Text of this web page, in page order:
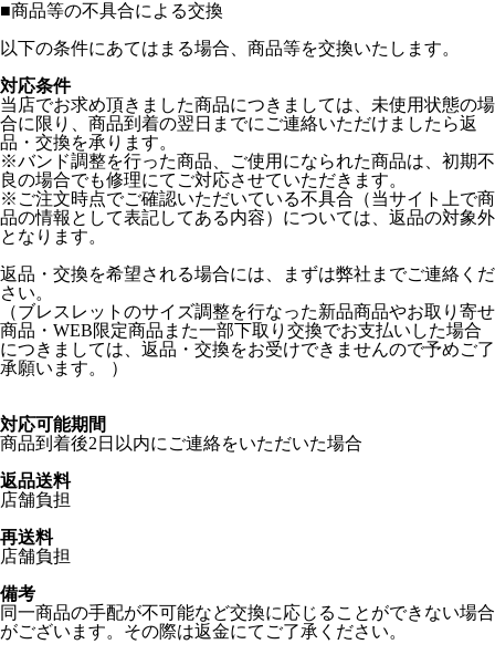
■商品等の不具合による交換
以下の条件にあてはまる場合、商品等を交換いたします。
対応条件
当店でお求め頂きました商品につきましては、未使用状態の場
合に限り、商品到着の翌日までにご連絡いただけましたら返
品・交換を承ります。
※バンド調整を行った商品、ご使用になられた商品は、初期不
良の場合でも修理にてご対応させていただきます。
※ご注文時点でご確認いただいている不具合（当サイト上で商
品の情報として表記してある内容）については、返品の対象外
となります。
返品・交換を希望される場合には、まずは弊社までご連絡くだ
さい。
（ブレスレットのサイズ調整を行なった新品商品やお取り寄せ
商品・WEB限定商品また一部下取り交換でお支払いした場合
につきましては、返品・交換をお受けできませんので予めご了
承願います。 ）
対応可能期間
商品到着後2日以内にご連絡をいただいた場合
返品送料
店舗負担
再送料
店舗負担
備考
同一商品の手配が不可能など交換に応じることができない場合
がございます。その際は返金にてご了承ください。